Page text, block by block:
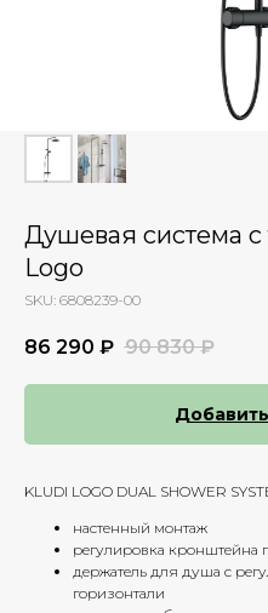
Душевая система
Logo
SKU: 6808239-00
86 290 ₽ 90 830 ₽
KLUDI LOGO DUAL SHOWER
настенный монтаж
регулировка кронштейна
держатель для душа с
горизонтали